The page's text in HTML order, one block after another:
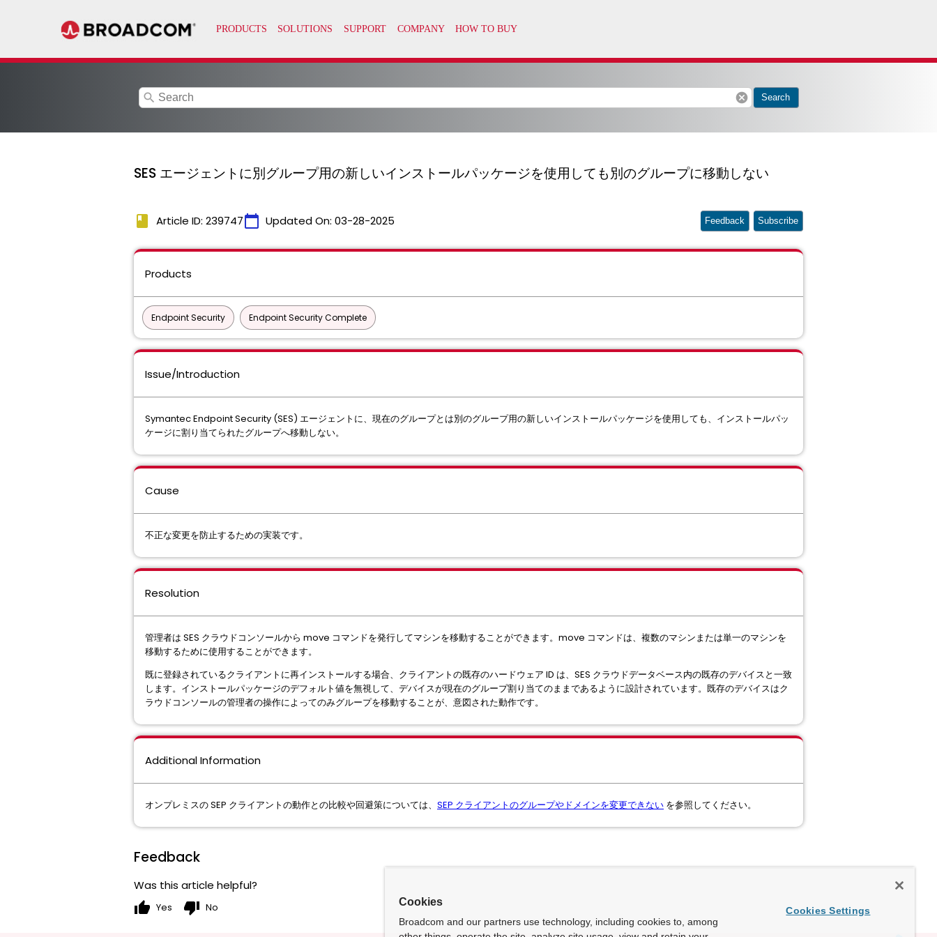
search cancel Search
SES エージェントに別グループ用の新しいインストールパッケージを使用しても別のグループに移動しない
book Article ID: 239747calendar_today Updated On: 03-28-2025 Feedback Subscribe
Products
Endpoint Security Endpoint Security Complete
Issue/Introduction
Symantec Endpoint Security (SES) エージェントに、現在のグループとは別のグループ用の新しいインストールパッケージを使用しても、インストールパッ
ケージに割り当てられたグループへ移動しない。
Cause
不正な変更を防止するための実装です。
Resolution
管理者は SES クラウドコンソールから move コマンドを発行してマシンを移動することができます。move コマンドは、複数のマシンまたは単一のマシンを
移動するために使用することができます。
既に登録されているクライアントに再インストールする場合、クライアントの既存のハードウェア ID は、SES クラウドデータベース内の既存のデバイスと一致
します。インストールパッケージのデフォルト値を無視して、デバイスが現在のグループ割り当てのままであるように設計されています。既存のデバイスはク
ラウドコンソールの管理者の操作によってのみグループを移動することが、意図された動作です。
Additional Information
オンプレミスの SEP クライアントの動作との比較や回避策については、 SEP クライアントのグループやドメインを変更できない を参照してください。
Feedback
Was this article helpful?
thumb_up Yes thumb_down No Cookies
Broadcom and our partners use technology, including cookies to, among
Cookies Settings